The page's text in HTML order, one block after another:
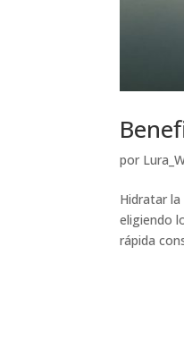
por
Hidratar
eligiendo
rápida